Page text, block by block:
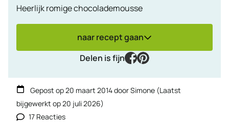
Heerlijk romige chocolademousse
naar recept gaan
Delen is fijn
facebook
pinterest
Gepost op20 maart 2014doorSimone (Laatst
bijgewerkt op20 juli 2026)
17 Reacties